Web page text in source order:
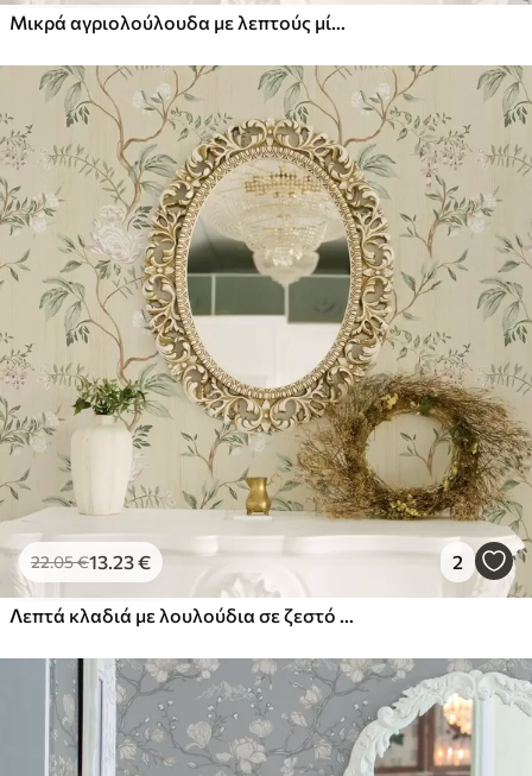
Μικρά αγριολούλουδα με λεπτούς μίσχους σε ανοιχτό φόντο
22.05€13.23€ 2
Λεπτά κλαδιά με λουλούδια σε ζεστό κρεμ φόντο